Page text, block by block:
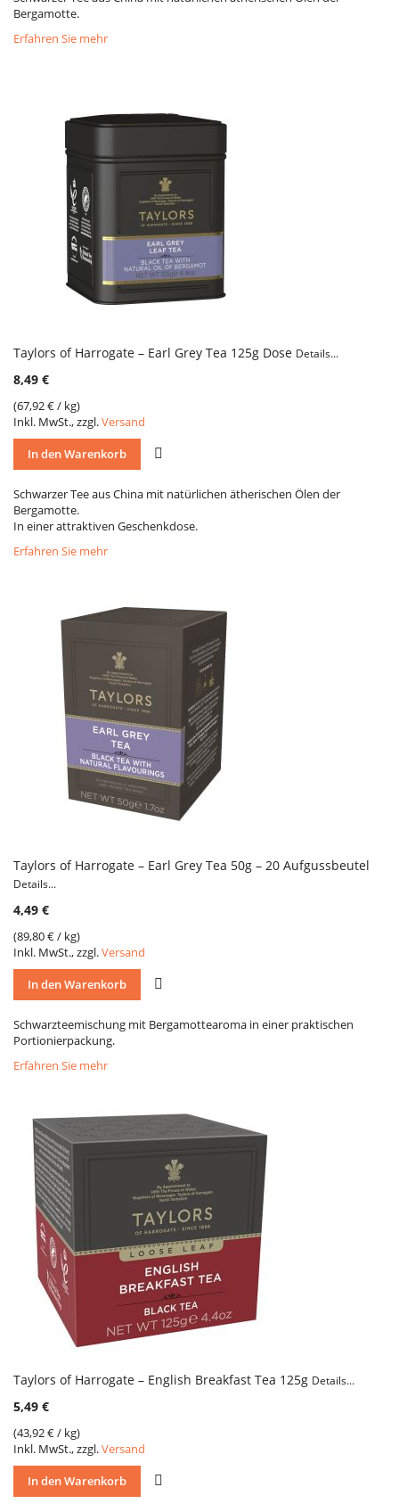
Bergamotte.
Erfahren Sie mehr
Taylors of Harrogate – Earl Grey Tea 125g Dose Details...
8,49 €
(67,92 €/ kg)
Inkl. MwSt., zzgl.Versand
In den Warenkorb
Schwarzer Tee aus China mit natürlichen ätherischen Ölen der
Bergamotte.
In einer attraktiven Geschenkdose.
Erfahren Sie mehr
Taylors of Harrogate – Earl Grey Tea 50g – 20 Aufgussbeutel
Details...
4,49 €
(89,80 €/ kg)
Inkl. MwSt., zzgl.Versand
In den Warenkorb
Schwarzteemischung mit Bergamottearoma in einer praktischen
Portionierpackung.
Erfahren Sie mehr
Taylors of Harrogate – English Breakfast Tea 125g Details...
5,49 €
(43,92 €/ kg)
Inkl. MwSt., zzgl.Versand
In den Warenkorb